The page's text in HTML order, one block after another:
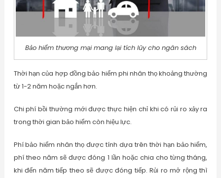
Bảo hiểm thương mại mang lại tích lũy cho ngân sách
Thời hạn của hợp đồng bảo hiểm phi nhân thọ khoảng thường
từ 1-2 năm hoặc ngắn hơn.
Chi phí bồi thường mới được thực hiện chỉ khi có rủi ro xảy ra
trong thời gian bảo hiểm còn hiệu lực.
Phí bảo hiểm nhân thọ được tính dựa trên thời hạn bảo hiểm,
phí theo năm sẽ được đóng 1 lần hoặc chia cho từng tháng,
khi đến năm tiếp theo sẽ được đóng tiếp. Rủi ro mở rộng thì